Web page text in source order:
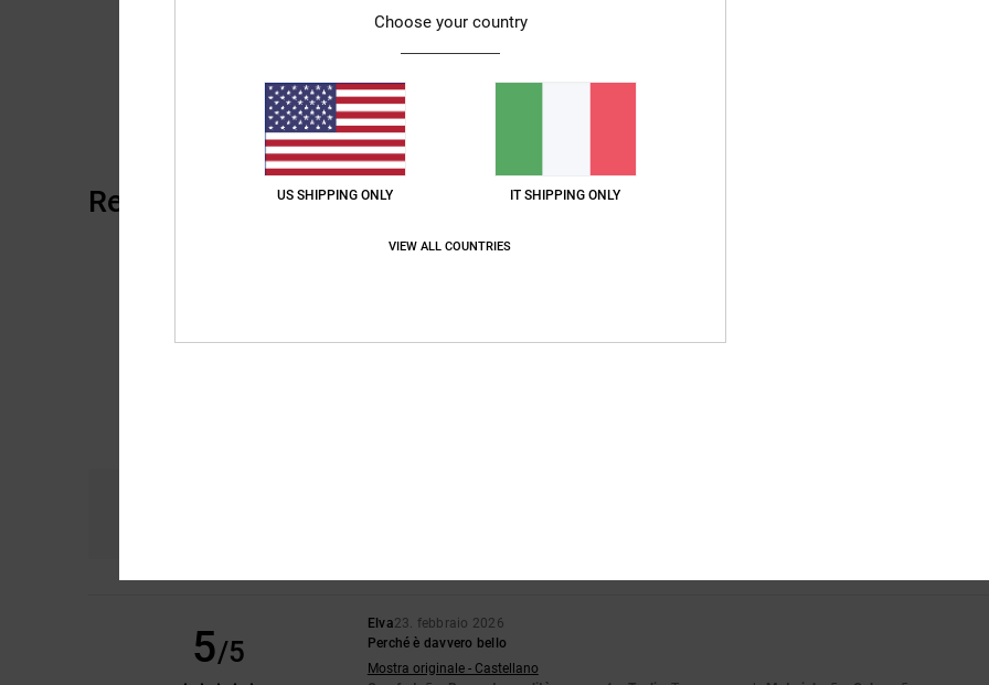
Recensioni dei clienti
5.0
5/5
Elva23. febbraio 2026
Perché è davvero bello
Mostra originale - Castellano
Choose your country
US SHIPPING ONLY IT SHIPPING ONLY
VIEW ALL COUNTRIES